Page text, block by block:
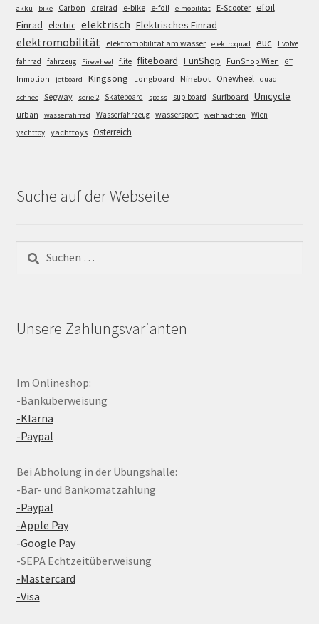
akku bike Carbon dreirad e-bike e-foil e-mobilität E-Scooter efoil
Einrad electric elektrisch Elektrisches Einrad
elektromobilität elektromobilität am wasser elektroquad euc
Evolve
fahrrad
fahrzeug Firewheel flite fliteboard FunShop FunShop Wien GT
Inmotion jetboard Kingsong Longboard Ninebot Onewheel quad
schnee Segway serie 2 Skateboard spass sup board Surfboard Unicycle
urban wasserfahrrad Wasserfahrzeug wassersport weihnachten
Wien
yachttoy yachttoys Österreich
Suche auf der Webseite
nach:
Unsere Zahlungsvarianten
Im Onlineshop:
-Banküberweisung
-Klarna
-Paypal
Bei Abholung in der Übungshalle:
-Bar- und Bankomatzahlung
-Paypal
-Apple Pay
-Google Pay
-SEPA Echtzeitüberweisung
-Mastercard
-Visa